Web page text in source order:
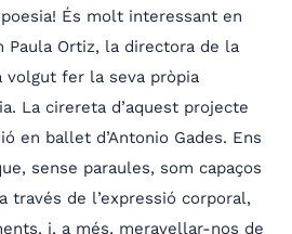
És molt interessant en
Paula Ortiz, la directora de la
volgut fer la seva pròpia
La cirereta d’aquest projecte
en ballet d’Antonio Gades. Ens
sense paraules, som capaços
través de l’expressió corporal,
i, a més, meravellar-nos de